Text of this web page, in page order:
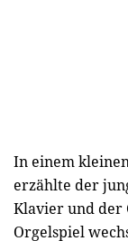
In einem
erzählte der
Klavier und der
Orgelspiel